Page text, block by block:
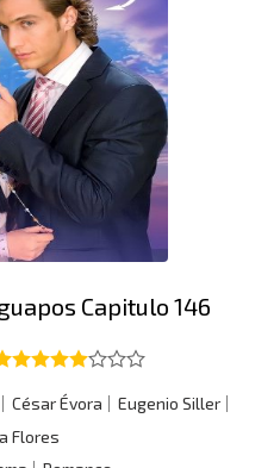
Capitulo 146
César Évora
Eugenio Siller
Flores